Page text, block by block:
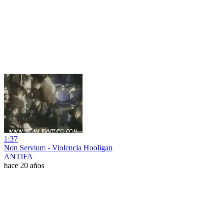
1:37
Non Servium - Violencia Hooligan
ANTIFA
hace 20 años